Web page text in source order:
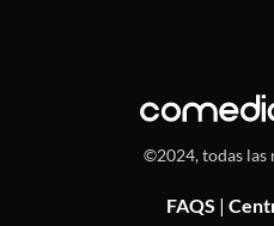
©2024, todas las
FAQS |